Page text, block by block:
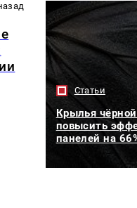
Статьи
Крылья
повысить
панелей на